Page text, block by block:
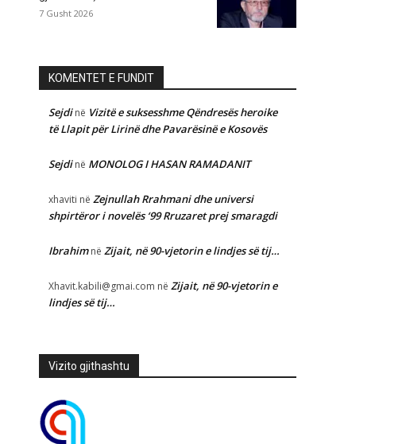
7 Gusht 2026
KOMENTET E FUNDIT
Sejdinë Vizitë e suksesshme Qëndresës heroike
të Llapit për Lirinë dhe Pavarësinë e Kosovës
Sejdinë MONOLOG I HASAN RAMADANIT
xhaviti në Zejnullah Rrahmani dhe universi
shpirtëror i novelës ‘99 Rruzaret prej smaragdi
Ibrahimnë Zijait, në 90-vjetorin e lindjes së tij…
Xhavit.kabili@gmai.com në Zijait, në 90-vjetorin e
lindjes së tij…
Vizito gjithashtu